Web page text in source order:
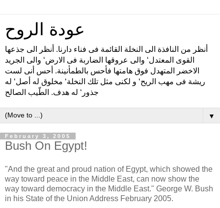
عودة الروح
أنظر من النافذة الى النخلة القائمة فى فناء دارنا. أنظر الى جذعها
القوى المعتدل‘ والى عروقها الضاربة فى الارض‘ والى الجريد
الاخضر المتهدل فوق هامتها فأحس بالطمأنينة. أحس أنى لست
ريشة فى مهب الريح‘ و لكنى مثل تلك النخلة‘ مخلوق له أصل‘ له
جذور‘ له هدف. الطّيب الصالح
▼
February 3, 2005
Bush On Egypt!
"And the great and proud nation of Egypt, which showed the
way toward peace in the Middle East, can now show the
way toward democracy in the Middle East." George W. Bush
in his State of the Union Address February 2005.